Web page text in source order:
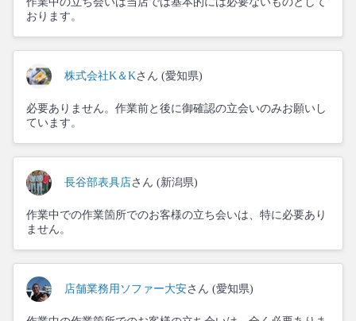
おります。
株式会社K＆Kさん (愛知県)
必要ありません。作業前と後に御確認の立会いのみお願いし
ています。
長谷部表具店さん (新潟県)
作業中での作業箇所でのお客様の立ち会いは、特に必要あり
ません。
店舗業務用ソファー大安さん (愛知県)